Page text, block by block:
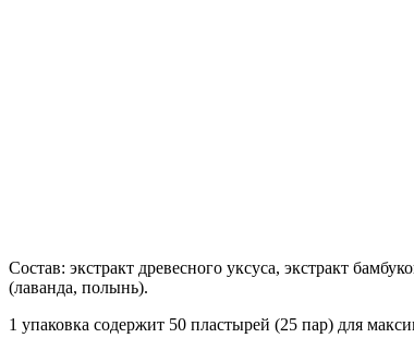
Состав: экстракт древесного уксуса, экстракт
(лаванда, полынь).
1 упаковка содержит 50 пластырей (25 пар) для